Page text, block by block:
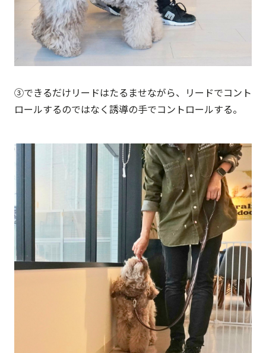
③できるだけリードはたるませながら、リードでコント
ロールするのではなく誘導の手でコントロールする。